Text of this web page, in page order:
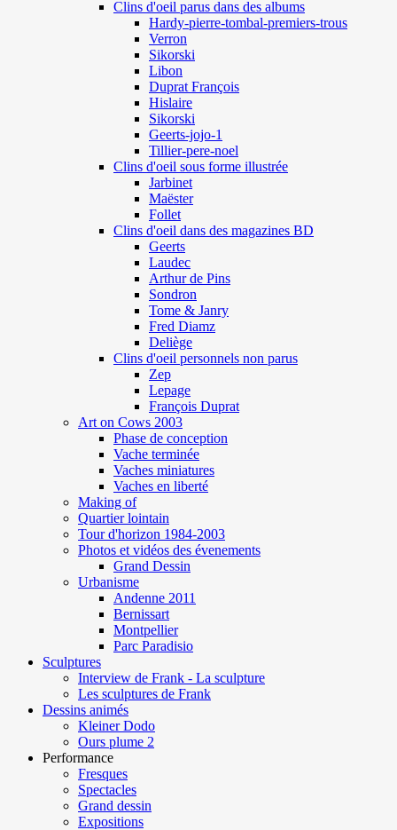
Clins d'oeil parus dans des albums
Hardy-pierre-tombal-premiers-trous
Verron
Sikorski
Libon
Duprat François
Hislaire
Sikorski
Geerts-jojo-1
Tillier-pere-noel
Clins d'oeil sous forme illustrée
Jarbinet
Maëster
Follet
Clins d'oeil dans des magazines BD
Geerts
Laudec
Arthur de Pins
Sondron
Tome & Janry
Fred Diamz
Deliège
Clins d'oeil personnels non parus
Zep
Lepage
François Duprat
Art on Cows 2003
Phase de conception
Vache terminée
Vaches miniatures
Vaches en liberté
Making of
Quartier lointain
Tour d'horizon 1984-2003
Photos et vidéos des évenements
Grand Dessin
Urbanisme
Andenne 2011
Bernissart
Montpellier
Parc Paradisio
Sculptures
Interview de Frank - La sculpture
Les sculptures de Frank
Dessins animés
Kleiner Dodo
Ours plume 2
Performance
Fresques
Spectacles
Grand dessin
Expositions